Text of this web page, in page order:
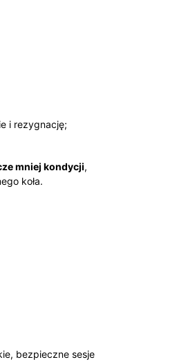
i rezygnację;
mniej kondycji,
koła.
bezpieczne sesje